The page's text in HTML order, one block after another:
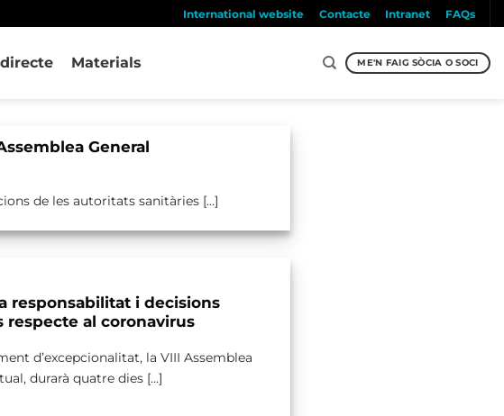
International website Contacte Intranet FAQs
Materials ME'N FAIG SÒCIA O SOCI
General
de les autoritats sanitàries [...]
responsabilitat i decisions
al coronavirus
d’excepcionalitat, la VIII Assemblea
durarà quatre dies [...]